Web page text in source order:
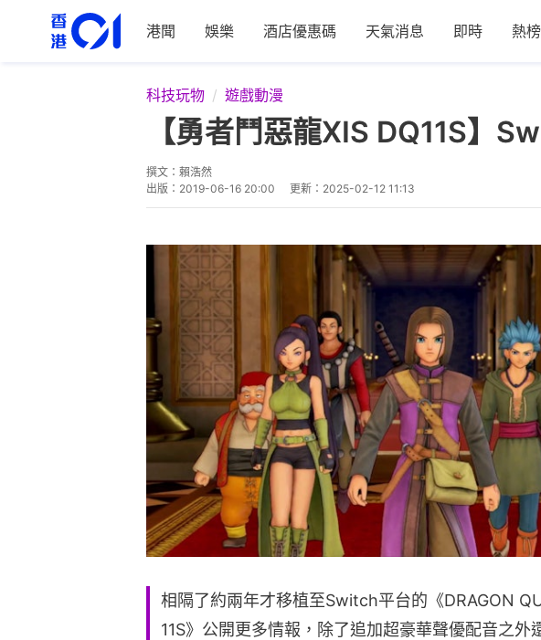
港聞 娛樂 酒店優惠碼 天氣消息 即時 熱榜
科技玩物 遊戲動漫
【勇者鬥惡龍XIS DQ11S】
撰文： 賴浩然
出版： 2019-06-16 20:00 更新： 2025-02-12 11:13
相隔了約兩年才移植至Switch平台的《DRAGON
11S》公開更多情報，除了追加超豪華聲優配音之外